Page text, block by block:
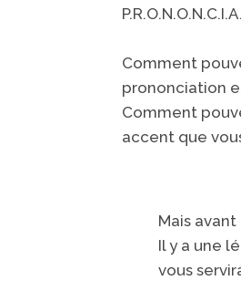
Comment
prononciation
Comment
accent que
Mais
Il y a une
vous